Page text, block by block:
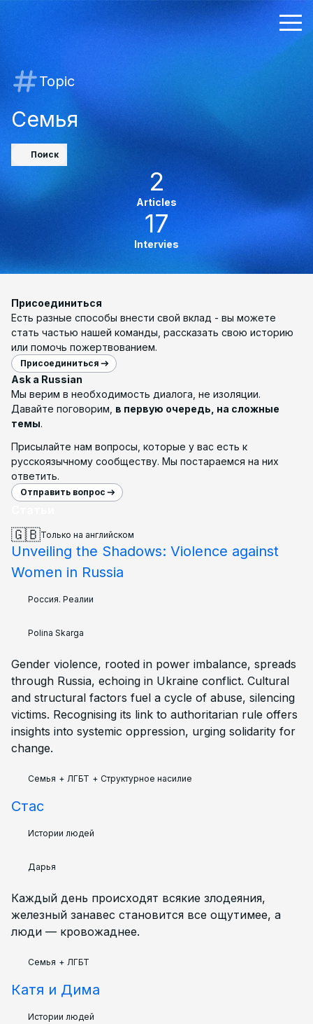
Topic
Семья
Поиск
2
Articles
17
Intervies
🇬🇧Только на английском
Unveiling the Shadows: Violence against
Women in Russia
Россия. Реалии
Polina Skarga
Gender violence, rooted in power imbalance, spreads
through Russia, echoing in Ukraine conflict. Cultural
and structural factors fuel a cycle of abuse, silencing
victims. Recognising its link to authoritarian rule offers
insights into systemic oppression, urging solidarity for
change.
Семья + ЛГБТ + Структурное насилие
Стас
Истории людей
Дарья
Каждый день происходят всякие злодеяния,
железный занавес становится все ощутимее, а
люди — кровожаднее.
Семья + ЛГБТ
Катя и Дима
Истории людей
Присоединиться
Есть разные способы внести свой вклад - вы можете
стать частью нашей команды, рассказать свою историю
или помочь пожертвованием.
Присоединиться
Ask a Russian
Мы верим в необходимость диалога, не изоляции.
Давайте поговорим, в первую очередь, на сложные
темы.
Присылайте нам вопросы, которые у вас есть к
русскоязычному сообществу. Мы постараемся на них
ответить.
Отправить вопрос